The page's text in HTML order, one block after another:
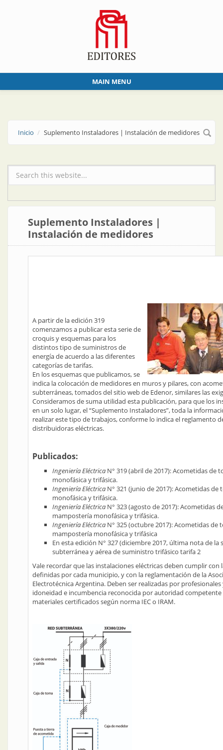
MAIN MENU
Inicio Suplemento Instaladores | Instalación de medidores
Formulario de búsqueda
Suplemento Instaladores |
Instalación de medidores
A partir de la edición 319
comenzamos a publicar esta serie de
croquis y esquemas para los
distintos tipo de suministros de
energía de acuerdo a las diferentes
categorías de tarifas.
En los esquemas que publicamos, se
indica la colocación de medidores en muros y pilares, con
subterráneas, tomados del sitio web de Edenor, similares las
Consideramos de suma utilidad esta publicación, para que los
en un solo lugar, el “Suplemento Instaladores”, toda la
realizar este tipo de trabajos, conforme lo indica el reglamento
distribuidoras eléctricas.
Publicados:
Ingeniería Eléctrica N° 319 (abril de 2017): Acometidas de
monofásica y trifásica.
Ingeniería Eléctrica N° 321 (junio de 2017): Acometidas
monofásica y trifásica.
Ingeniería Eléctrica N° 323 (agosto de 2017): Acometidas
mampostería monofásica y trifásica.
Ingeniería Eléctrica N° 325 (octubre 2017): Acometidas de
mampostería monofásica y trifásica
En esta edición N° 327 (diciembre 2017, última nota de la
subterránea y aérea de suministro trifásico tarifa 2
Vale recordar que las instalaciones eléctricas deben cumplir con
definidas por cada municipio, y con la reglamentación de la
Electrotécnica Argentina. Deben ser realizadas por
idoneidad e incumbencia reconocida por autoridad
materiales certificados según norma IEC o IRAM.